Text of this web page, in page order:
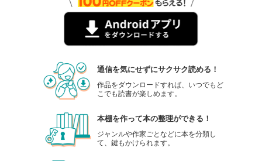
通信を気にせずにサクサク読める！
作品をダウンロードすれば、いつでもど
こでも読書が楽しめます。
本棚を作って本の整理ができる！
ジャンルや作家ごとなどに本を分類し
て、鍵もかけられます。